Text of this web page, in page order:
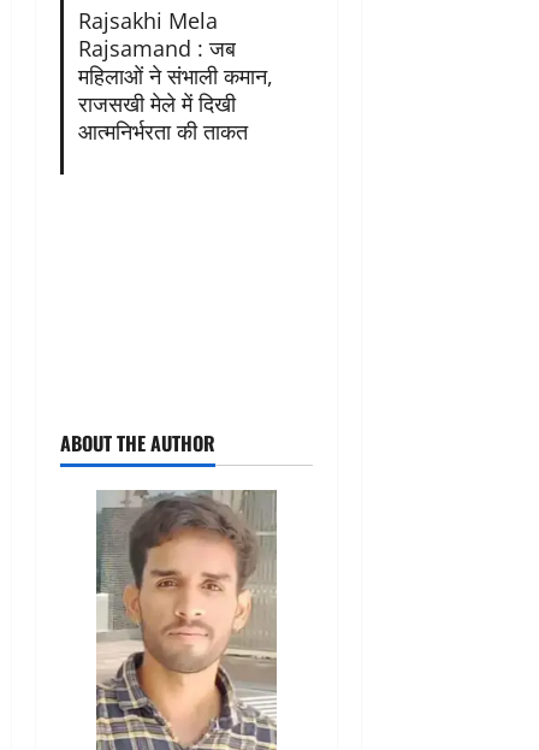
Rajsakhi Mela
Rajsamand : जब
महिलाओं ने संभाली कमान,
राजसखी मेले में दिखी
आत्मनिर्भरता की ताकत
ABOUT THE AUTHOR